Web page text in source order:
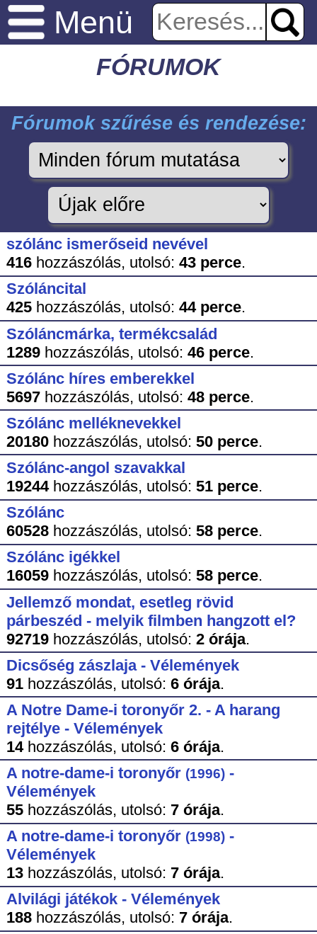
Menü
FÓRUMOK
Fórumok szűrése és rendezése:
szólánc ismerőseid nevével
416hozzászólás, utolsó: 43 perce.
Szóláncital
425hozzászólás, utolsó: 44 perce.
Szóláncmárka, termékcsalád
1289hozzászólás, utolsó: 46 perce.
Szólánc híres emberekkel
5697hozzászólás, utolsó: 48 perce.
Szólánc melléknevekkel
20180hozzászólás, utolsó: 50 perce.
Szólánc-angol szavakkal
19244hozzászólás, utolsó: 51 perce.
Szólánc
60528hozzászólás, utolsó: 58 perce.
Szólánc igékkel
16059hozzászólás, utolsó: 58 perce.
Jellemző mondat, esetleg rövid
párbeszéd - melyik filmben hangzott el?
92719hozzászólás, utolsó: 2 órája.
Dicsőség zászlaja - Vélemények
91hozzászólás, utolsó: 6 órája.
A Notre Dame-i toronyőr 2. - A harang
rejtélye - Vélemények
14hozzászólás, utolsó: 6 órája.
A notre-dame-i toronyőr (1996)-
Vélemények
55hozzászólás, utolsó: 7 órája.
A notre-dame-i toronyőr (1998)-
Vélemények
13hozzászólás, utolsó: 7 órája.
Alvilági játékok - Vélemények
188hozzászólás, utolsó: 7 órája.